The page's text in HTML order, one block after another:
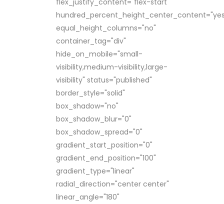
equal_height_columns="no"
container_tag="div"
hide_on_mobile="small-
visibility,medium-visibility,large-
visibility" status="published"
border_style="solid"
box_shadow="no"
box_shadow_blur="0"
box_shadow_spread="0"
gradient_start_position="0"
gradient_end_position="100"
gradient_type="linear"
radial_direction="center center"
linear_angle="180"